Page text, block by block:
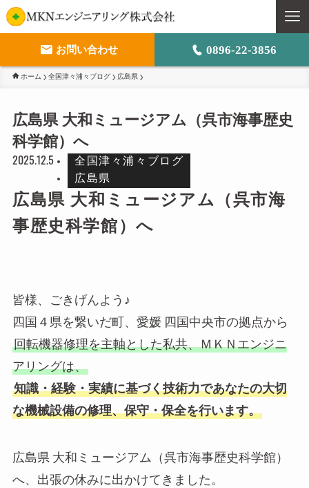
お問い合わせ 0896-22-3856
ホーム 全国津々浦々ブログ 広島県
広島県 大和ミュージアム（呉市海事歴史
科学館）へ
2025.12.5
全国津々浦々ブログ
広島県
広島県 大和ミュージアム（呉市海
事歴史科学館）へ
皆様、ごきげんよう♪
四国４県を繋いだ町、愛媛 四国中央市の拠点から
回転機器修理を主軸とした私共、ＭＫＮエンジニ
アリングは、
知識・経験・実績に基づく技術力であなたの大切
な機械設備の修理、保守・保全を行います。
広島県 大和ミュージアム（呉市海事歴史科学館）
へ、出張の休みに出かけてきました。